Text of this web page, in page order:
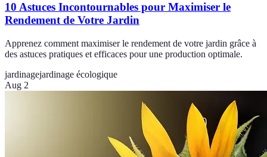
10 Astuces Incontournables pour Maximiser le
Rendement de Votre Jardin
Apprenez comment maximiser le rendement de votre jardin grâce à
des astuces pratiques et efficaces pour une production optimale.
jardinagejardinage écologique
Aug 2